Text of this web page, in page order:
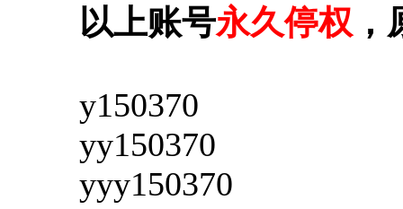
以上账号永久停权 ，
y150370
yy150370
yyy150370